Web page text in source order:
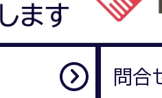
問合